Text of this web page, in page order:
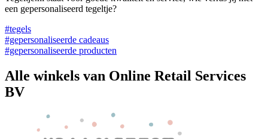
een gepersonaliseerd tegeltje?
#tegels
#gepersonaliseerde cadeaus
#gepersonaliseerde producten
Alle winkels van Online Retail Services
BV